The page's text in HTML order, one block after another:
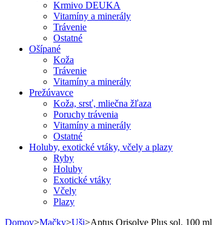
Krmivo DEUKA
Vitamíny a minerály
Trávenie
Ostatné
Ošípané
Koža
Trávenie
Vitamíny a minerály
Prežúvavce
Koža, srsť, mliečna žľaza
Poruchy trávenia
Vitamíny a minerály
Ostatné
Holuby, exotické vtáky, včely a plazy
Ryby
Holuby
Exotické vtáky
Včely
Plazy
Domov>Mačky>Uši>Aptus Orisolve Plus sol. 100 ml